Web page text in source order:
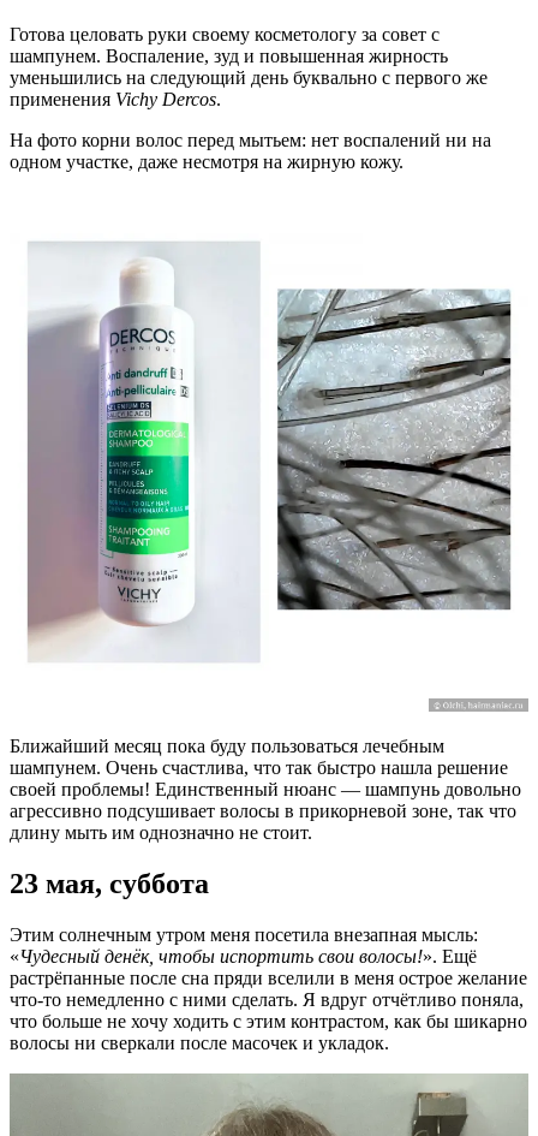
Готова целовать руки своему косметологу за совет с
шампунем. Воспаление, зуд и повышенная жирность
уменьшились на следующий день буквально с первого же
применения Vichy Dercos.
На фото корни волос перед мытьем: нет воспалений ни на
одном участке, даже несмотря на жирную кожу.
Ближайший месяц пока буду пользоваться лечебным
шампунем. Очень счастлива, что так быстро нашла решение
своей проблемы! Единственный нюанс — шампунь довольно
агрессивно подсушивает волосы в прикорневой зоне, так что
длину мыть им однозначно не стоит.
23 мая, суббота
Этим солнечным утром меня посетила внезапная мысль:
«Чудесный денёк, чтобы испортить свои волосы!». Ещё
растрёпанные после сна пряди вселили в меня острое желание
что-то немедленно с ними сделать. Я вдруг отчётливо поняла,
что больше не хочу ходить с этим контрастом, как бы шикарно
волосы ни сверкали после масочек и укладок.